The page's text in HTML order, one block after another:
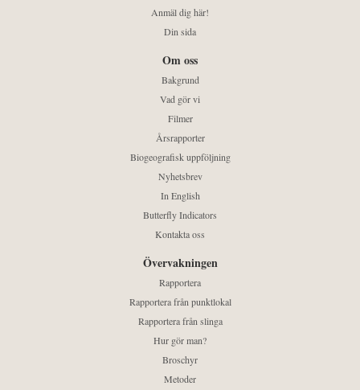
Anmäl dig här!
Din sida
Om oss
Bakgrund
Vad gör vi
Filmer
Årsrapporter
Biogeografisk uppföljning
Nyhetsbrev
In English
Butterfly Indicators
Kontakta oss
Övervakningen
Rapportera
Rapportera från punktlokal
Rapportera från slinga
Hur gör man?
Broschyr
Metoder